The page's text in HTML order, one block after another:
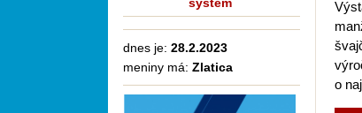
o
systém
dnes je: 28.2.2023
meniny má: Zlatica